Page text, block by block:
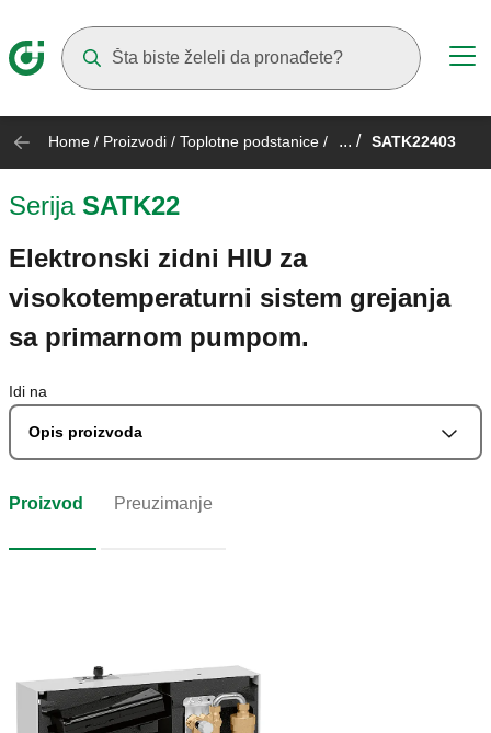
Home / Proizvodi / Toplotne podstanice / ... / SATK22403
Serija SATK22
Elektronski zidni HIU za
visokotemperaturni sistem grejanja
sa primarnom pumpom.
Idi na
Opis proizvoda
Proizvod Preuzimanje